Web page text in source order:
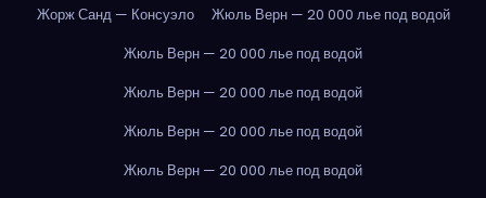
Жорж Санд — Консуэло
Жюль Верн — 20 000 лье под водой
Жюль Верн — 20 000 лье под водой
Жюль Верн — 20 000 лье под водой
Жюль Верн — 20 000 лье под водой
Жюль Верн — 20 000 лье под водой